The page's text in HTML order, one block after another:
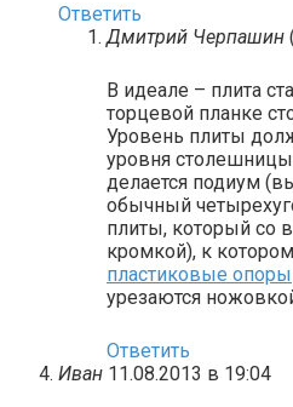
Ответить
Дмитрий Черпашин
В идеале – плита
торцевой планке
Уровень плиты
уровня
делается подиум
обычный
плиты, который со
кромкой), к
пластиковые опоры
урезаются
Ответить
Иван 11.08.2013 в 19:04